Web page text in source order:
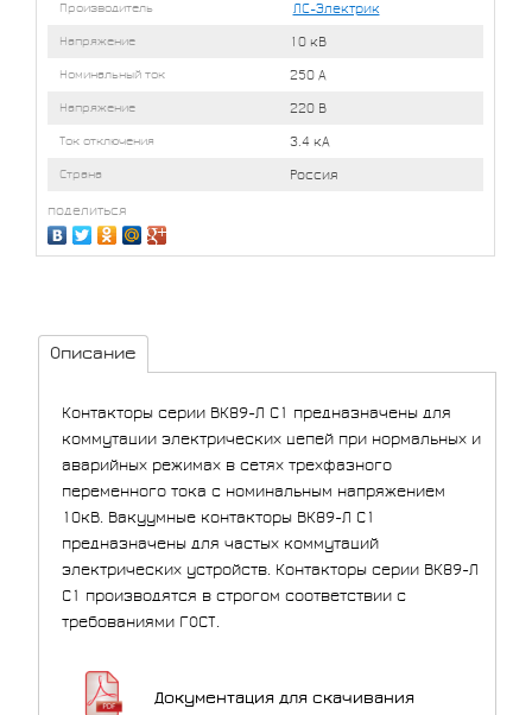
Производитель ЛС-Электрик
Напряжение 10 кВ
Номинальный ток 250 А
Напряжение 220 В
Ток отключения 3.4 кА
Страна Россия
поделиться
Описание
Контакторы серии ВК89-Л С1 предназначены для
коммутации электрических цепей при нормальных и
аварийных режимах в сетях трехфазного
переменного тока с номинальным напряжением
10кВ. Вакуумные контакторы ВК89-Л С1
предназначены для частых коммутаций
электрических устройств. Контакторы серии ВК89-Л
С1 производятся в строгом соответствии с
требованиями ГОСТ.
Документация для скачивания